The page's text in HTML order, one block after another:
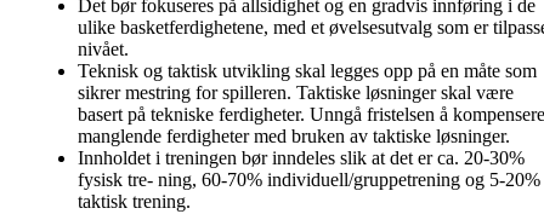
Det bør fokuseres på allsidighet og en gradvis innføring i de
ulike basketferdighetene, med et øvelsesutvalg som er
nivået.
Teknisk og taktisk utvikling skal legges opp på en måte som
sikrer mestring for spilleren. Taktiske løsninger skal være
basert på tekniske ferdigheter. Unngå fristelsen å kompensere
manglende ferdigheter med bruken av taktiske løsninger.
Innholdet i treningen bør inndeles slik at det er ca. 20-30%
fysisk tre- ning, 60-70% individuell/gruppetrening og 5-20%
taktisk trening.